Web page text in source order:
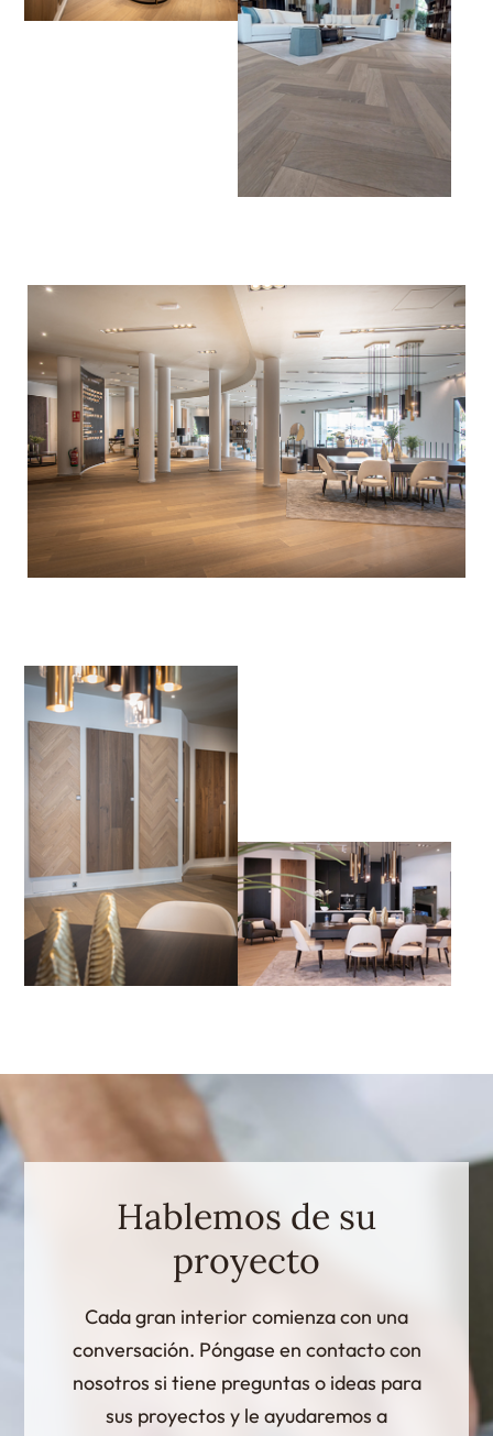
Hablemos de su
proyecto
Cada gran interior comienza con una
conversación. Póngase en contacto con
nosotros si tiene preguntas o ideas para
sus proyectos y le ayudaremos a